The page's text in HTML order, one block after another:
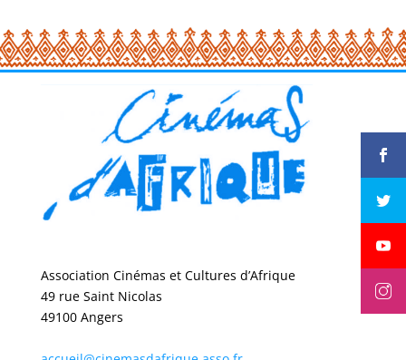
Association Cinémas et Cultures d’Afrique
49 rue Saint Nicolas
49100 Angers